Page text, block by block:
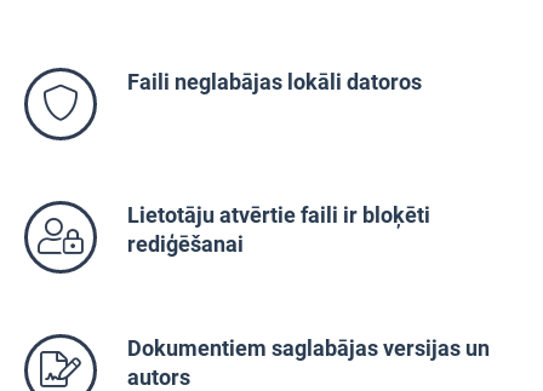
Faili neglabājas lokāli datoros
Lietotāju atvērtie faili ir bloķēti
rediģēšanai
Dokumentiem saglabājas versijas un
autors